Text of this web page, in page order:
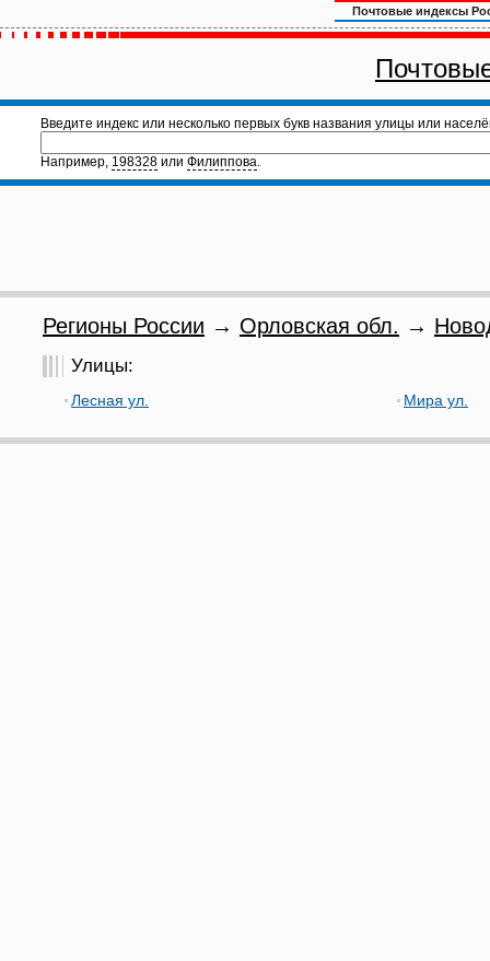
Почтовые индексы
Введите индекс или несколько первых букв названия улицы или
Например, 198328 или Филиппова.
Регионы России → Орловская обл. →
Улицы:
Лесная ул. Мира ул.